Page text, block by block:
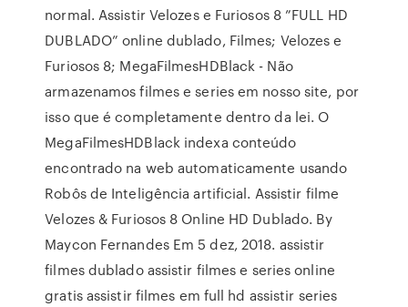
normal. Assistir Velozes e Furiosos 8 ”FULL HD
DUBLADO” online dublado, Filmes; Velozes e
Furiosos 8; MegaFilmesHDBlack - Não
armazenamos filmes e series em nosso site, por
isso que é completamente dentro da lei. O
MegaFilmesHDBlack indexa conteúdo
encontrado na web automaticamente usando
Robôs de Inteligência artificial. Assistir filme
Velozes & Furiosos 8 Online HD Dublado. By
Maycon Fernandes Em 5 dez, 2018. assistir
filmes dublado assistir filmes e series online
gratis assistir filmes em full hd assistir series